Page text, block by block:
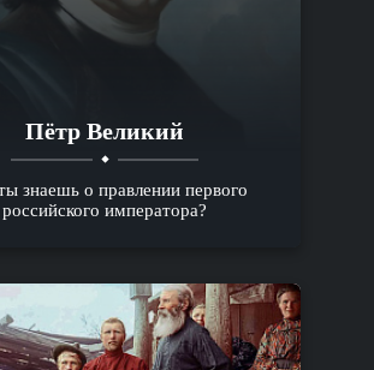
Пётр Великий
знаешь о правлении первого
российского императора?